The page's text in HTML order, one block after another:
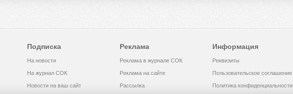
Подписка
На новости
На журнал СОК
Новости на ваш сайт
Реклама
Реклама в журнале СОК
Реклама на сайте
Рассылка
Информация
Реквизиты
Пользовательское соглашение
Политика конфиденциальности